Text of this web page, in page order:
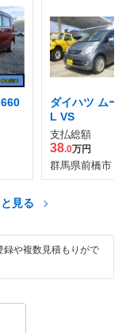
ダイハツ ム
L VS
支払総額
38.0万円
群馬県前橋市
見る
録や複数見積もりがで